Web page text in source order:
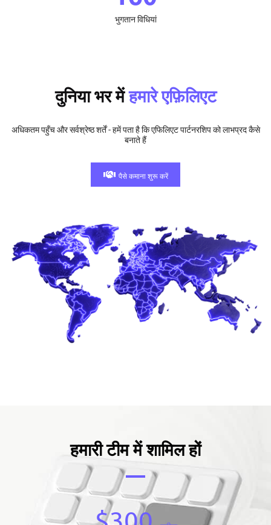
भुगतान विधियां
दुनिया भर मेंहमारे एफ़िलिएट
अधिकतम पहुँच और सर्वश्रेष्ठ शर्तें - हमें पता है कि एफिलिएट पार्टनरशिप को लाभप्रद कैसे
बनाते हैं
पैसे कमाना शुरू करें
हमारी टीम में शामिल हों